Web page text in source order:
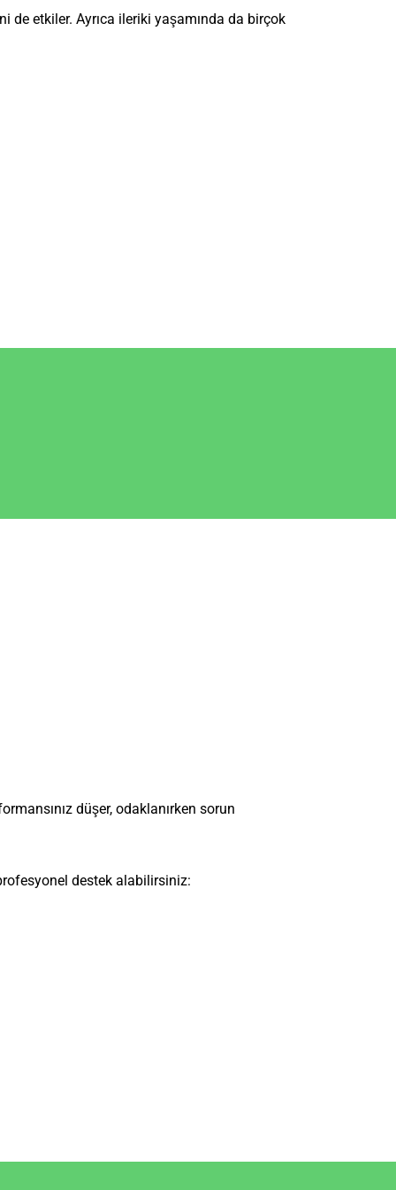
etkiler. Ayrıca ileriki yaşamında da birçok
düşer, odaklanırken sorun
destek alabilirsiniz: